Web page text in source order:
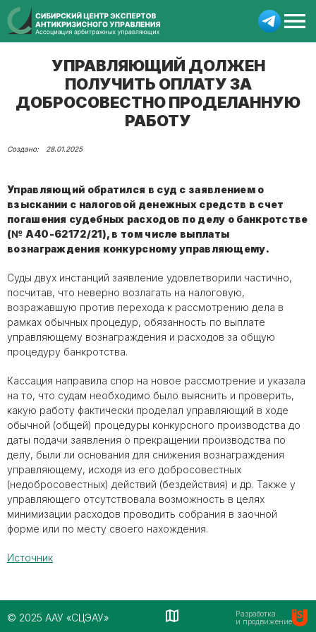
УПРАВЛЯЮЩИЙ ДОЛЖЕН
ПОЛУЧИТЬ ОПЛАТУ ЗА
ДОБРОСОВЕСТНО ПРОДЕЛАННУЮ
РАБОТУ
28.01.2025
Управляющий обратился в суд с заявлением о
взыскании с налоговой денежных средств в счет
погашения судебных расходов по делу о банкротстве
(№ А40-62172/21), в том числе выплаты
вознаграждения конкурсному управляющему.
Суды двух инстанций заявление удовлетворили частично,
посчитав, что неверно возлагать на налоговую,
возражавшую против перехода к рассмотрению дела в
рамках обычных процедур, обязанность по выплате
управляющему вознаграждения и расходов за общую
процедуру банкротства.
Кассация направила спор на новое рассмотрение и указала
на то, что судам необходимо было выяснить и проверить,
какую работу фактически проделал управляющий в ходе
обычной (общей) процедуры конкурсного производства до
даты подачи заявления о прекращении производства по
делу, были ли основания для снижения вознаграждения
управляющему, исходя из его добросовестных
(недобросовестных) действий (бездействия) и др. Также у
управляющего отсутствовала возможность в целях
минимизации расходов проводить собрания в заочной
форме или по месту своего нахождения.
Источник
© 2025 ААУ «СЦЭАУ»
Разработка
и продвижение